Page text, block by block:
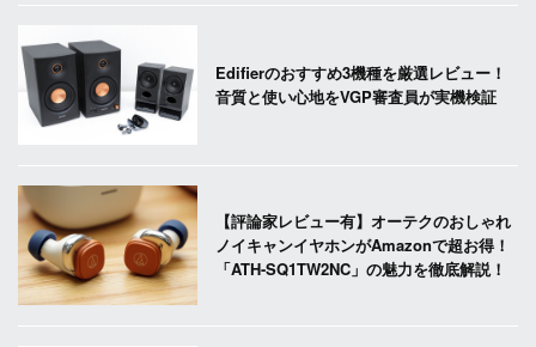
Edifierのおすすめ3機種を厳選レビュー！
音質と使い心地をVGP審査員が実機検証
【評論家レビュー有】オーテクのおしゃれ
ノイキャンイヤホンがAmazonで超お得！
「ATH-SQ1TW2NC」の魅力を徹底解説！